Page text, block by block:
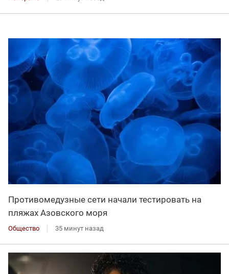
Противомедузные сети начали тестировать на
пляжах Азовского моря
Общество 35 минут назад